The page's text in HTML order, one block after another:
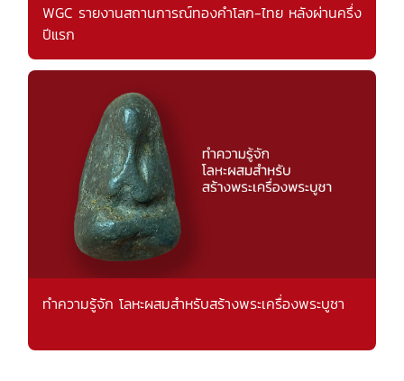
WGC รายงานสถานการณ์ทองคำโลก-ไทย หลังผ่านครึ่ง
ปีแรก
ทำความรู้จัก โลหะผสมสำหรับสร้างพระเครื่องพระบูชา